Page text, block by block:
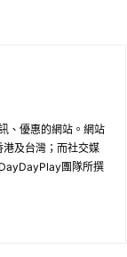
、優惠的網站。網站
及台灣；而社交媒
團隊所撰